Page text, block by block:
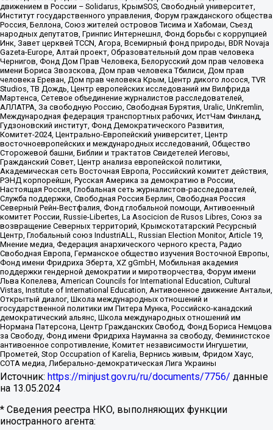
движением в России – Solidarus, КрымSOS, Свободный университет,
Институт государственного управления, Форум гражданского общества
Россия, Беллона, Союз жителей островов Тисима и Хабомаи, Съезд
народных депутатов, Гринпис Интернешнл, Фонд борьбы с коррупцией
Инк, Завет церквей TCCN, Агора, Всемирный фонд природы, BDR Novaja
Gazeta-Europe, Алтай проект, Образовательный дом прав человека
Чернигов, Фонд Дом Прав Человека, Белорусский дом прав человека
имени Бориса Звозскова, Дом прав человека Тбилиси, Дом прав
человека Ереван, Дом прав человека Крым, Центр дикого лосося, TVR
Studios, ТВ Дождь, Центр европейских исследований им Вилфрида
Мартенса, Сетевое объединение журналистов расследователей,
АЛЛАТРА, За свободную Россию, Свободная Бурятия, Uralic, UnKremlin,
Международная федерация транспортных рабочих, ИстЧам Финланд,
Гудзоновский институт, Фонд Демократического Развития,
Комитет-2024, Центрально-Европейский университет, Центр
восточноевропейских и международных исследований, Общество
Сторожевой башни, Библии и трактатов Свидетелей Иеговы,
Гражданский Совет, Центр анализа европейской политики,
Академическая сеть Восточная Европа, Российский комитет действия,
РЭНД корпорейшн, Русская Америка за демократию в России,
Настоящая Россия, Глобальная сеть журналистов-расследователей,
Служба поддержки, Свободная Россия Берлин, Свободная Россия
Северный Рейн-Вестфалия, Фонд глобальной помощи, Антивоенный
комитет России, Russie-Libertes, La Asocicion de Rusos Libres, Союз за
возвращение Северных территорий, Крымскотатарский Ресурсный
Центр, Глобальный союз IndustriALL, Russian Election Monitor, Article 19,
Мнение медиа, Федерация анархического черного креста, Радио
Свободная Европа, Германское общество изучения Восточной Европы,
Фонд имени Фридриха Эберта, XZ gGmbH, Мобильная академия
поддержки гендерной демократии и миротворчества, Форум имени
Льва Копелева, American Councils for International Education, Cultural
Vistas, Institute of International Education, Антивоенное движение Антальи,
Открытый диалог, Школа международных отношений и
государственной политики им Питера Мунка, Российско-канадский
демократический альянс, Школа международных отношений им
Нормана Патерсона, Центр Гражданских Свобод, Фонд Бориса Немцова
за Свободу, Фонд имени Фридриха Науманна за свободу, Феминистское
антивоенное сопротивление, Комитет независимости Ингушетии,
Прометей, Stop Occupation of Karelia, Вернись живым, Фридом Хаус,
СОТА медиа, Либерально-демократическая Лига Украины
Источник: https://minjust.gov.ru/ru/documents/7756/ данные
на 13.05.2024
* Сведения реестра НКО, выполняющих функции
иностранного агента: